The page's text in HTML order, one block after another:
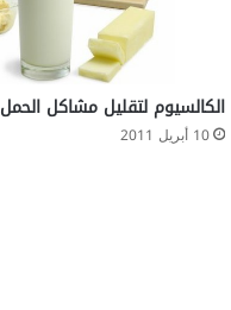
الكالسيوم لتقليل مشاكل الحمل
10 أبريل 2011